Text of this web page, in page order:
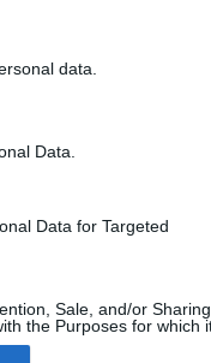
data.
Data.
Data for Targeted
Sale, and/or Sharing
the Purposes for which